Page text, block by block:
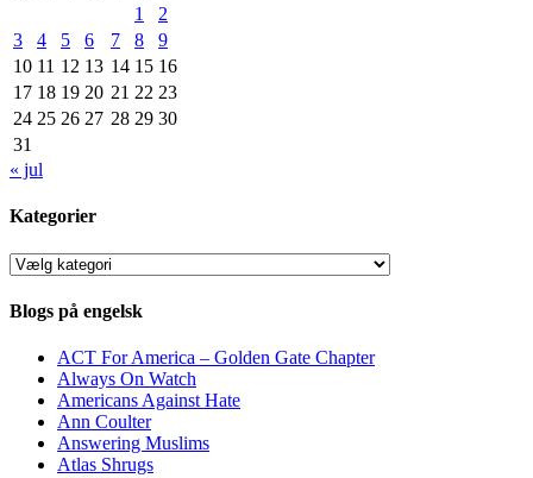
1
2
3
4 5 6 7 8
9
10 11 12 13 14 15 16
17 18 19 20 21 22 23
24 25 26 27 28 29 30
31
« jul
Kategorier
Kategorier
Blogs på engelsk
ACT For America – Golden Gate Chapter
Always On Watch
Americans Against Hate
Ann Coulter
Answering Muslims
Atlas Shrugs